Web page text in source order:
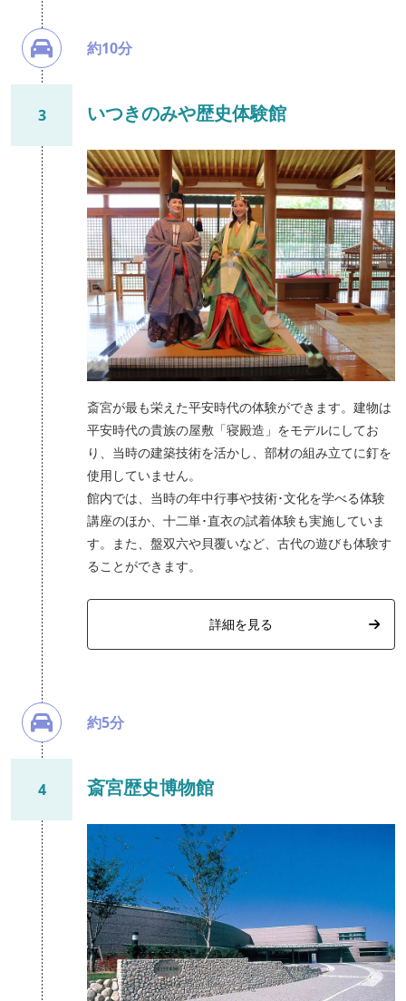
約10分
3 いつきのみや歴史体験館
斎宮が最も栄えた平安時代の体験ができます。建物は
平安時代の貴族の屋敷「寝殿造」をモデルにしてお
り、当時の建築技術を活かし、部材の組み立てに釘を
使用していません。
館内では、当時の年中行事や技術･文化を学べる体験
講座のほか、十二単･直衣の試着体験も実施していま
す。また、盤双六や貝覆いなど、古代の遊びも体験す
ることができます。
詳細を見る
約5分
4 斎宮歴史博物館